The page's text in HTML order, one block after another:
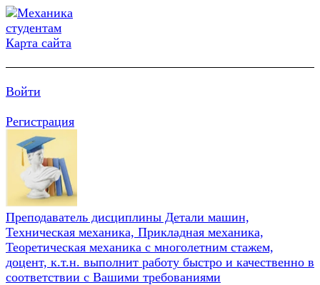
Карта сайта
Войти
Регистрация
Преподаватель дисциплины Детали машин,
Техническая механика, Прикладная механика,
Теоретическая механика с многолетним стажем,
доцент, к.т.н. выполнит работу быстро и качественно в
соответствии с Вашими требованиями